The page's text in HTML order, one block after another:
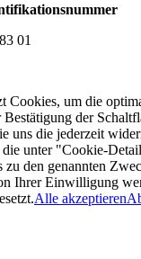
01
Cookies, um die
Bestätigung der
uns die jederzeit
unter "Cookie-
zu den genannten
Ihrer Einwilligung
Alle akzeptieren